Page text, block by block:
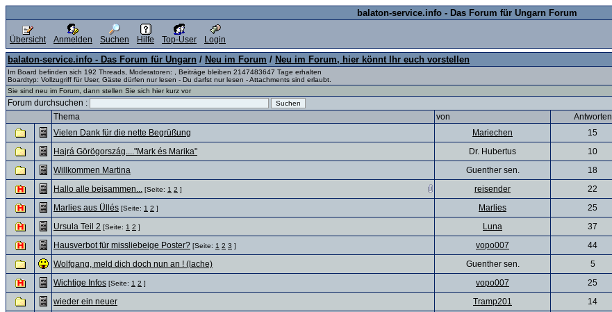
balaton-service.info - Das Forum für Ungarn Forum
Übersicht Anmelden Suchen Hilfe Top-User Login
balaton-service.info - Das Forum für Ungarn / Neu im Forum / Neu im Forum, hier könnt Ihr euch vorstellen
Im Board befinden sich 192 Threads, Moderatoren: , Beiträge bleiben 2147483647 Tage erhalten
Boardtyp: Vollzugriff für User, Gäste dürfen nur lesen - Du darfst nur lesen - Attachments sind erlaubt.
Sie sind neu im Forum, dann stellen Sie sich hier kurz vor
Forum durchsuchen :
Thema
von Antworten
Vielen Dank für die nette Begrüßung
Mariechen 15
Hajrá Görögország...."Mark és Marika" Dr. Hubertus 10
Willkommen Martina Guenther sen. 18
Hallo alle beisammen... [Seite: 1 2 ] reisender 22
Marlies aus Üllés [Seite: 1 2 ] Marlies 25
Ursula Teil 2 [Seite: 1 2 ] Luna 37
Hausverbot für missliebeige Poster? [Seite: 1 2 3 ] vopo007 44
Wolfgang, meld dich doch nun an ! (lache) Guenther sen. 5
Wichtige Infos [Seite: 1 2 ] vopo007 25
wieder ein neuer Tramp201 14